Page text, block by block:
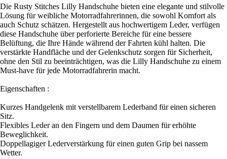
Die Rusty Stitches Lilly Handschuhe bieten eine elegante und stilvolle
Lösung für weibliche Motorradfahrerinnen, die sowohl Komfort als
auch Schutz schätzen. Hergestellt aus hochwertigem Leder, verfügen
diese Handschuhe über perforierte Bereiche für eine bessere
Belüftung, die Ihre Hände während der Fahrten kühl halten. Die
verstärkte Handfläche und der Gelenkschutz sorgen für Sicherheit,
ohne den Stil zu beeinträchtigen, was die Lilly Handschuhe zu einem
Must-have für jede Motorradfahrerin macht.
Eigenschaften :
Kurzes Handgelenk mit verstellbarem Lederband für einen sicheren
Sitz.
Flexibles Leder an den Fingern und dem Daumen für erhöhte
Beweglichkeit.
Doppellagiger Lederverstärkung für einen guten Grip bei nassem
Wetter.